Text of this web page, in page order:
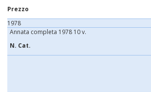
Prezzo
1978
Annata completa 1978 10 v.
N. Cat.